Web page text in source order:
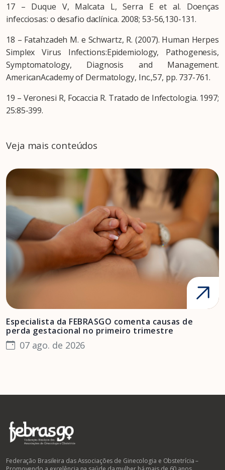
17 – Duque V, Malcata L, Serra E et al. Doenças
infecciosas: o desafio daclínica. 2008; 53-56,130-131.
18 – Fatahzadeh M. e Schwartz, R. (2007). Human Herpes
Simplex Virus Infections:Epidemiology, Pathogenesis,
Symptomatology, Diagnosis and Management.
AmericanAcademy of Dermatology, Inc.,57, pp. 737-761.
19 – Veronesi R, Focaccia R. Tratado de Infectologia. 1997;
25:85-399.
Veja mais conteúdos
Especialista da FEBRASGO comenta causas de
perda gestacional no primeiro trimestre
07 ago. de 2026
Federação Brasileira das Associações de Ginecologia e Obstetrícia –